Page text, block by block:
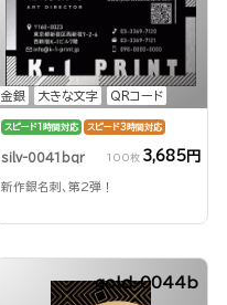
金銀 大きな文字 QRコード
スピード1時間対応 スピード3時間対応
silv-0041bqr 100枚 3,685円
新作銀名刺、第2弾！
gold-0044b